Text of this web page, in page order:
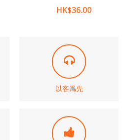
HK$36.00
以客爲先